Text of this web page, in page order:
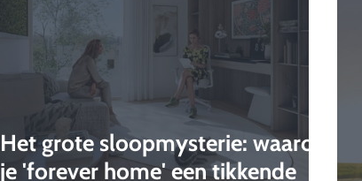
Het grote sloopmysterie: waarom
je 'forever home' een tikkende